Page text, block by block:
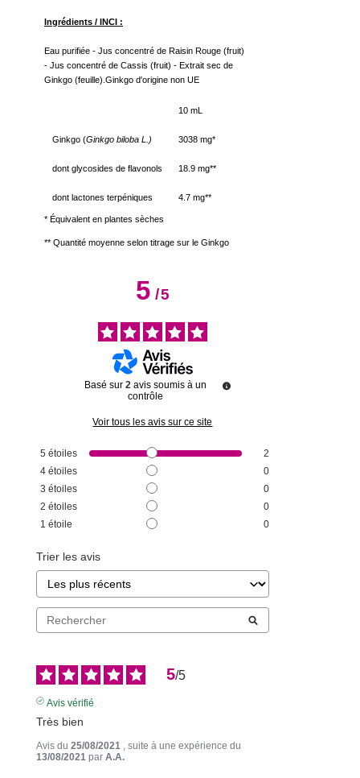
Ingrédients / INCI :
Eau purifiée - Jus concentré de Raisin Rouge (fruit)
- Jus concentré de Cassis (fruit) - Extrait sec de
Ginkgo (feuille).Ginkgo d'origine non UE
10 mL
Ginkgo (Ginkgo biloba L.) 3038 mg*
dont glycosides de flavonols 18.9 mg**
dont lactones terpéniques 4.7 mg**
* Équivalent en plantes sèches
** Quantité moyenne selon titrage sur le Ginkgo
5/5
Basé sur 2 avis soumis à un
contrôle
Voir tous les avis sur ce site
5 étoiles
2
4 étoiles
0
3 étoiles
0
2 étoiles
0
1 étoile 0
Trier les avis
5/5
Avis vérifié
Très bien
Avis du 25/08/2021 , suite à une expérience du
13/08/2021 par A.A.